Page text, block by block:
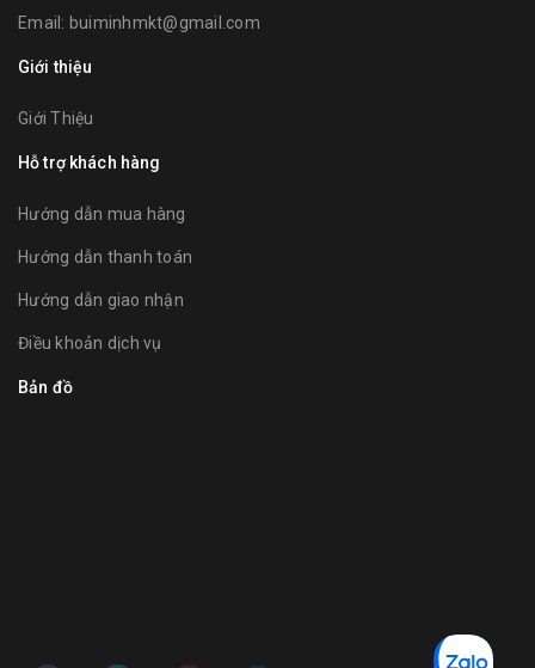
Email: buiminhmkt@gmail.com
Giới thiệu
Giới Thiệu
Hỗ trợ khách hàng
Hướng dẫn mua hàng
Hướng dẫn thanh toán
Hướng dẫn giao nhận
Điều khoản dịch vụ
Bản đồ